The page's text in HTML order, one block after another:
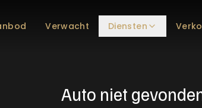
Verwacht Diensten
Auto niet